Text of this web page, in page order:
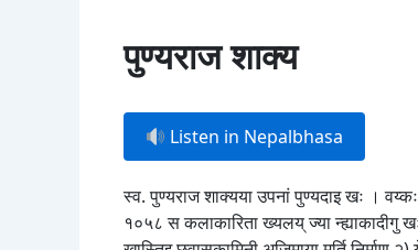
पुण्यराज शाक्य
Listen in Nepalbhasa
स्व. पुण्यराज शाक्यया उपनां पुण्यदाइ खः ।
१०५८ स कलाकारिता ख्यलय् ज्या न्ह्याकादीगु